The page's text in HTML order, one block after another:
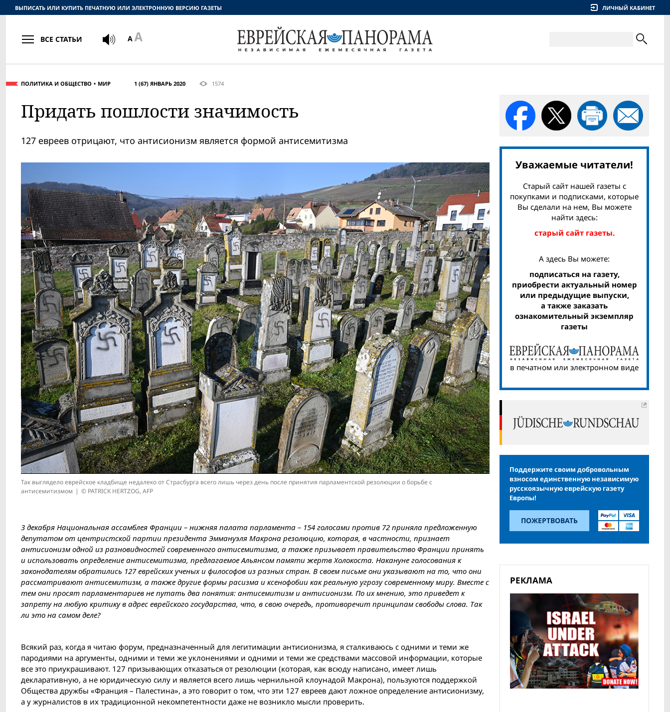
ПОЛИТИКА И ОБЩЕСТВО МИР 1 (67) ЯНВАРЬ 2020 1574
Придать пошлости значимость
127 евреев отрицают, что антисионизм является формой антисемитизма
Так выглядело еврейское кладбище недалеко от Страсбурга всего лишь через день после принятия парламентской резолюции о борьбе с
антисемитизмом
© PATRICK HERTZOG, AFP
3 декабря Национальная ассамблея Франции – нижняя палата парламента – 154 голосами против 72 приняла предложенную
депутатом от центристской партии президента Эммануэля Макрона резолюцию, которая, в частности, признает
антисионизм одной из разновидностей современного антисемитизма, а также призывает правительство Франции принять
и использовать определение антисемитизма, предлагаемое Альянсом памяти жертв Холокоста. Накануне голосования к
законодателям обратились 127 еврейских ученых и философов из разных стран. В своем письме они указывают на то, что они
рассматривают антисемитизм, а также другие формы расизма и ксенофобии как реальную угрозу современному миру. Вместе с
тем они просят парламентариев не путать два понятия: антисемитизм и антисионизм. По их мнению, это приведет к
запрету на любую критику в адрес еврейского государства, что, в свою очередь, противоречит принципам свободы слова. Так
ли это на самом деле?
Всякий раз, когда я читаю форум, предназначенный для легитимации антисионизма, я сталкиваюсь с одними и теми же
пародиями на аргументы, одними и теми же уклонениями и одними и теми же средствами массовой информации, которые
все это приукрашивают. 127 призывающих отказаться от резолюции (которая, как всюду написано, имеет лишь
декларативную, а не юридическую силу и является всего лишь чернильной клоунадой Макрона), пользуются поддержкой
Общества дружбы «Франция – Палестина», а это говорит о том, что эти 127 евреев дают ложное определение антисионизму,
а у журналистов в их традиционной некомпетентности даже не возникло мысли проверить.
Уважаемые читатели!
Старый сайт нашей газеты с
покупками и подписками, которые
Вы сделали на нем, Вы можете
найти здесь:
старый сайт газеты.
А здесь Вы можете:
подписаться на газету,
приобрести актуальный номер
или предыдущие выпуски,
а также заказать
ознакомительный экземпляр
газеты
в печатном или электронном виде
Поддержите своим добровольным
взносом единственную независимую
русскоязычную еврейскую газету
Европы!
ПОЖЕРТВОВАТЬ
РЕКЛАМА
ВЫПИСАТЬ ИЛИ КУПИТЬ ПЕЧАТНУЮ ИЛИ ЭЛЕКТРОННУЮ ВЕРСИЮ ГАЗЕТЫ ЛИЧНЫЙ КАБИНЕТ
ВСЕ СТАТЬИ